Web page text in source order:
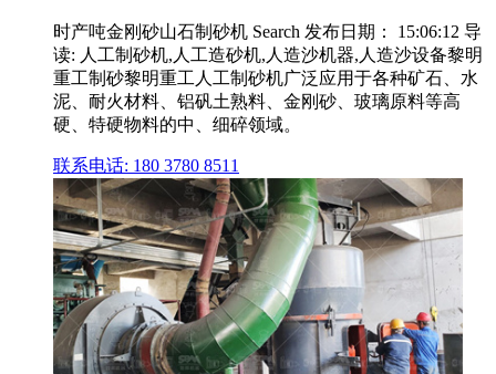
时产吨金刚砂山石制砂机 Search 发布日期： 15:06:12 导
读: 人工制砂机,人工造砂机,人造沙机器,人造沙设备黎明
重工制砂黎明重工人工制砂机广泛应用于各种矿石、水
泥、耐火材料、铝矾土熟料、金刚砂、玻璃原料等高
硬、特硬物料的中、细碎领域。
联系电话: 180 3780 8511